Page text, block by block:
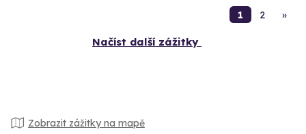
1 2 »
Načíst další zážitky
Zobrazit zážitky na mapě